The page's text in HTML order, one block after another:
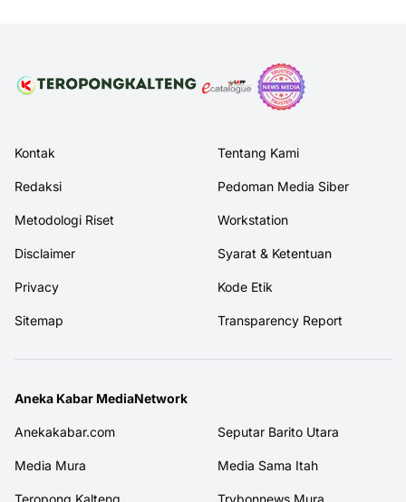
Kontak Tentang Kami
Redaksi Pedoman Media Siber
Metodologi Riset Workstation
Disclaimer Syarat & Ketentuan
Privacy Kode Etik
Sitemap Transparency Report
Aneka Kabar MediaNetwork
Anekakabar.com Seputar Barito Utara
Media Mura Media Sama Itah
Teropong Kalteng Trybonnews Mura